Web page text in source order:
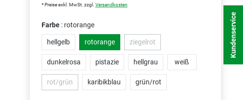
* Preise exkl. MwSt. zzgl. Versandkosten
Farbe : rotorange
hellgelb rotorange ziegelrot(Diese Option ist zurzeit nicht
dunkelrosa pistazie hellgrau weiß
rot/grün(Diese Option ist zurzeit nicht verfügbar.)
karibikblau grün/rot
Kundenservice